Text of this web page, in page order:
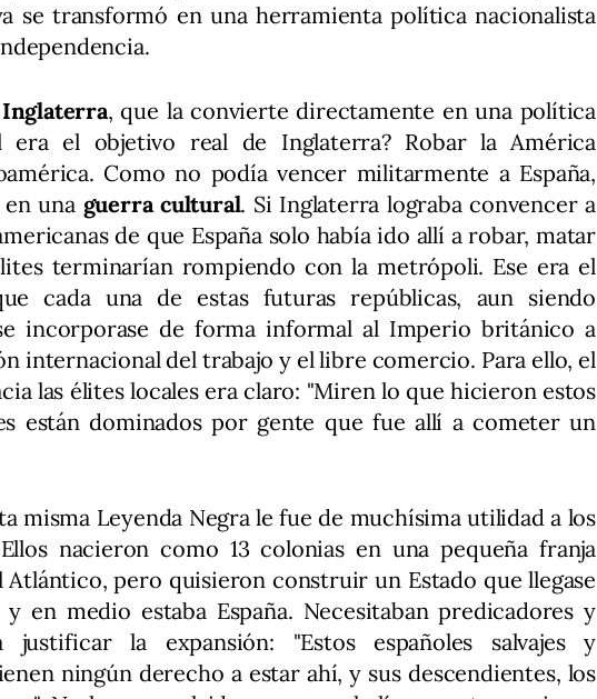
se transformó en una herramienta política nacionalista
Inglaterra, que la convierte directamente en una política
era el objetivo real de Inglaterra? Robar la América
Como no podía vencer militarmente a España,
una guerra cultural. Si Inglaterra lograba convencer a
de que España solo había ido allí a robar, matar
terminarían rompiendo con la metrópoli. Ese era el
cada una de estas futuras repúblicas, aun siendo
incorporase de forma informal al Imperio británico a
internacional del trabajo y el libre comercio. Para ello, el
las élites locales era claro: "Miren lo que hicieron estos
están dominados por gente que fue allí a cometer un
misma Leyenda Negra le fue de muchísima utilidad a los
nacieron como 13 colonias en una pequeña franja
Atlántico, pero quisieron construir un Estado que llegase
en medio estaba España. Necesitaban predicadores y
justificar la expansión: "Estos españoles salvajes y
ningún derecho a estar ahí, y sus descendientes, los